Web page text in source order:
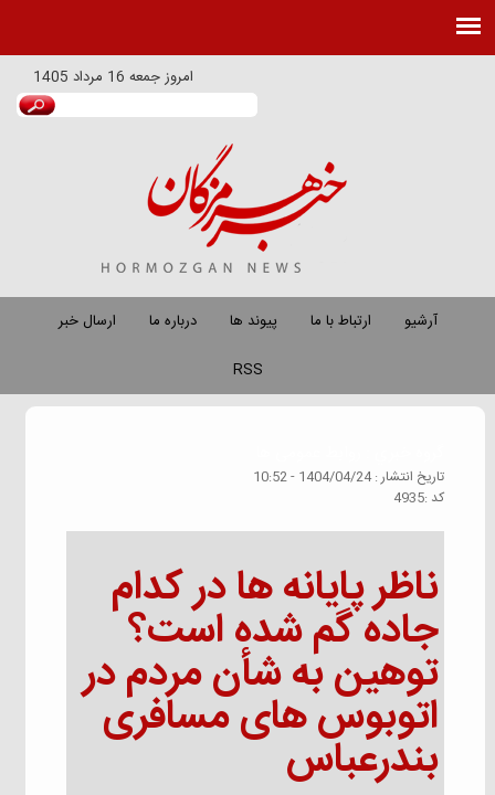
امروزجمعه 16 مرداد 1405
آرشیو ارتباط با ما پیوند ها درباره ما
ارسال خبر
RSS
تاريخ انتشار :1404/04/24 - 10:52
كد :4935
ناظر پایانه ها در کدام
جاده گم‌ شده است؟
توهین به شأن مردم در
اتوبوس های مسافری
بندرعباس